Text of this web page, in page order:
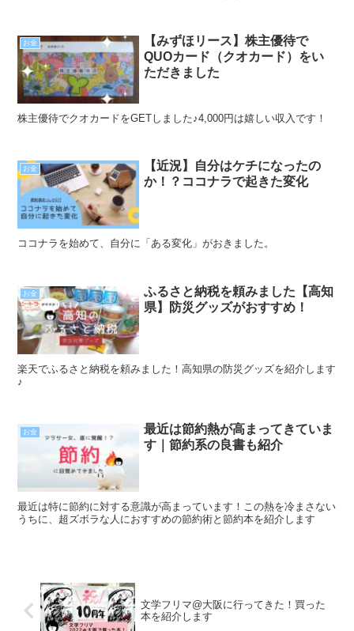
お金
【みずほリース】株主優待で
QUOカード（クオカード）をい
ただきました
株主優待でクオカードをGETしました♪4,000円は嬉しい収入です！
お金
【近況】自分はケチになったの
か！？ココナラで起きた変化
ココナラを始めて、自分に「ある変化」がおきました。
お金
ふるさと納税を頼みました【高知
県】防災グッズがおすすめ！
楽天でふるさと納税を頼みました！高知県の防災グッズを紹介します
♪
お金
最近は節約熱が高まってきていま
す｜節約系の良書も紹介
最近は特に節約に対する意識が高まっています！この熱を冷まさない
うちに、超ズボラな人におすすめの節約術と節約本を紹介します
文学フリマ@大阪に行ってきた！買った
本を紹介します